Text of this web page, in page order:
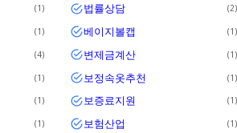
1 법률상담 2
1 베이지볼캡 1
4 변제금계산 1
1 보정속옷추천 1
1 보증료지원 1
1 보험산업 1